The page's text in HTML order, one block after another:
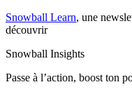
Snowball Learn, une
découvrir
Snowball Insights
Passe à l’action, boost ton